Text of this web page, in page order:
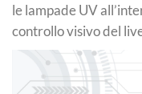
le lampade UV
controllo visivo del